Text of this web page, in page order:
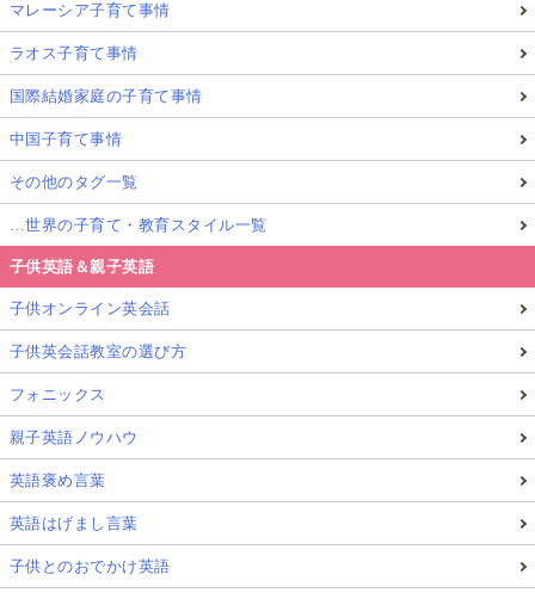
マレーシア子育て事情
ラオス子育て事情
国際結婚家庭の子育て事情
中国子育て事情
その他のタグ一覧
…世界の子育て・教育スタイル一覧
子供英語＆親子英語
子供オンライン英会話
子供英会話教室の選び方
フォニックス
親子英語ノウハウ
英語褒め言葉
英語はげまし言葉
子供とのおでかけ英語